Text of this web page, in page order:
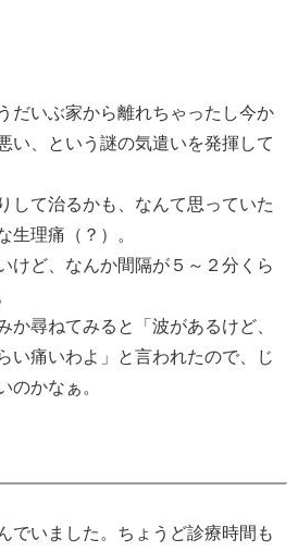
だいぶ家から離れちゃったし今か
い、という謎の気遣いを発揮して
して治るかも、なんて思っていた
生理痛（？）。
けど、なんか間隔が５～２分くら
か尋ねてみると「波があるけど、
い痛いわよ」と言われたので、じ
のかなぁ。
でいました。ちょうど診療時間も